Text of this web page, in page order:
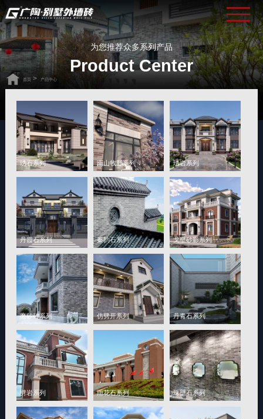
为您推荐众多系列产品
Product Center
首页> 产品中心
琇石系列 南山牧野系列 琇岩系列
丹霞石系列 秦韵石系列 戈壁砂影系列
磨砂砖系列 仿劈开系列 丹青石系列
劈岩系列 雨花石系列 珠壁石系列